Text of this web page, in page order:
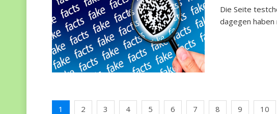
Die Seite
dagegen haben
1 2 3 4 5 6 7 8 9 10